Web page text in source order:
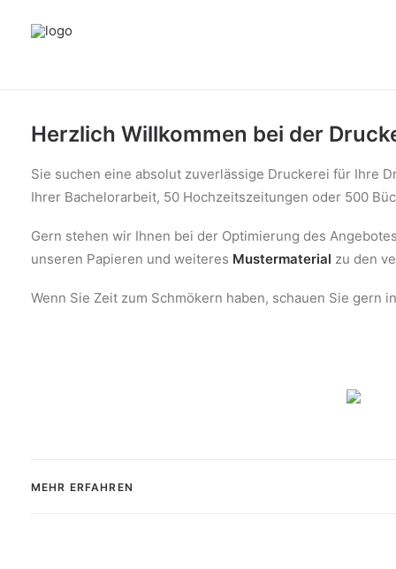
PREISRECHNER
BLOG
MEHR…
Herzlich Willkommen bei der
Sie suchen eine absolut zuverlässige Druckerei für Ihre
Ihrer Bachelorarbeit, 50 Hochzeitszeitungen oder 500
Gern stehen wir Ihnen bei der Optimierung des
unseren Papieren und weiteres Mustermaterial zu den
Wenn Sie Zeit zum Schmökern haben, schauen Sie gern
MEHR ERFAHREN